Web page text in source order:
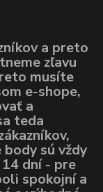
a preto
zľavu
musíte
e-shope,
a
teda
sú vždy
dní - pre
spokojní a